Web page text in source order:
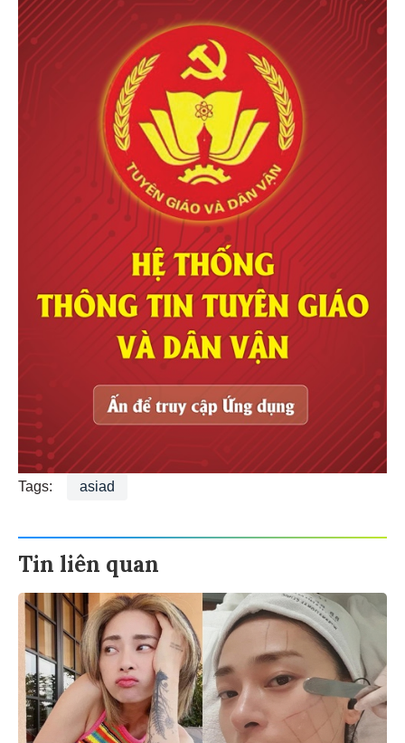
Tags: asiad
Tin liên quan